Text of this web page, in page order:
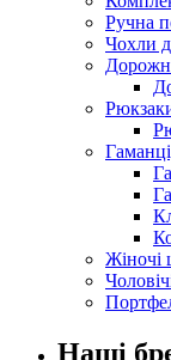
Ручна
Чохли
Жіночі
Наші